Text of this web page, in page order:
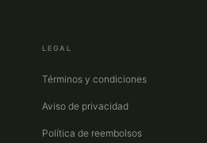
LEGAL
Términos y condiciones
Aviso de privacidad
Política de reembolsos